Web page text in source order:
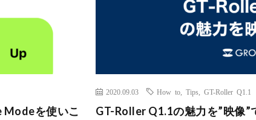
を使いこ
2020.09.03 How to Tips GT-Roller Q1.1
GT-Roller Q1.1の魅力を”映像”